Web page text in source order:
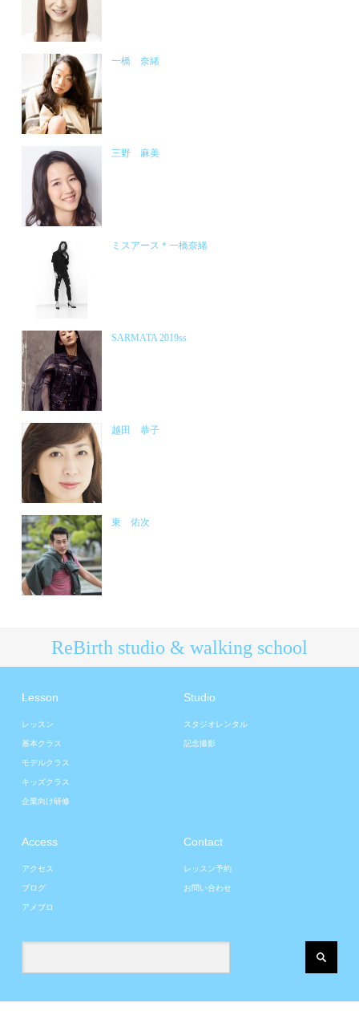
一橋 奈緒
三野 麻美
ミスアース＊一橋奈緒
SARMATA 2019ss
越田 恭子
東 佑次
ReBirth studio & walking school
Lesson
レッスン
基本クラス
モデルクラス
キッズクラス
企業向け研修
Studio
スタジオレンタル
記念撮影
Access
アクセス
ブログ
アメブロ
Contact
レッスン予約
お問い合わせ